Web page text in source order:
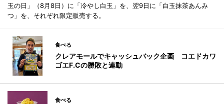
玉の日」（8月8日）に「冷やし白玉」を、翌9日に「白玉抹茶あんみ
つ」を、それぞれ限定販売する。
食べる
クレアモールでキャッシュバック企画 コエドカワ
ゴエF.Cの勝敗と連動
食べる